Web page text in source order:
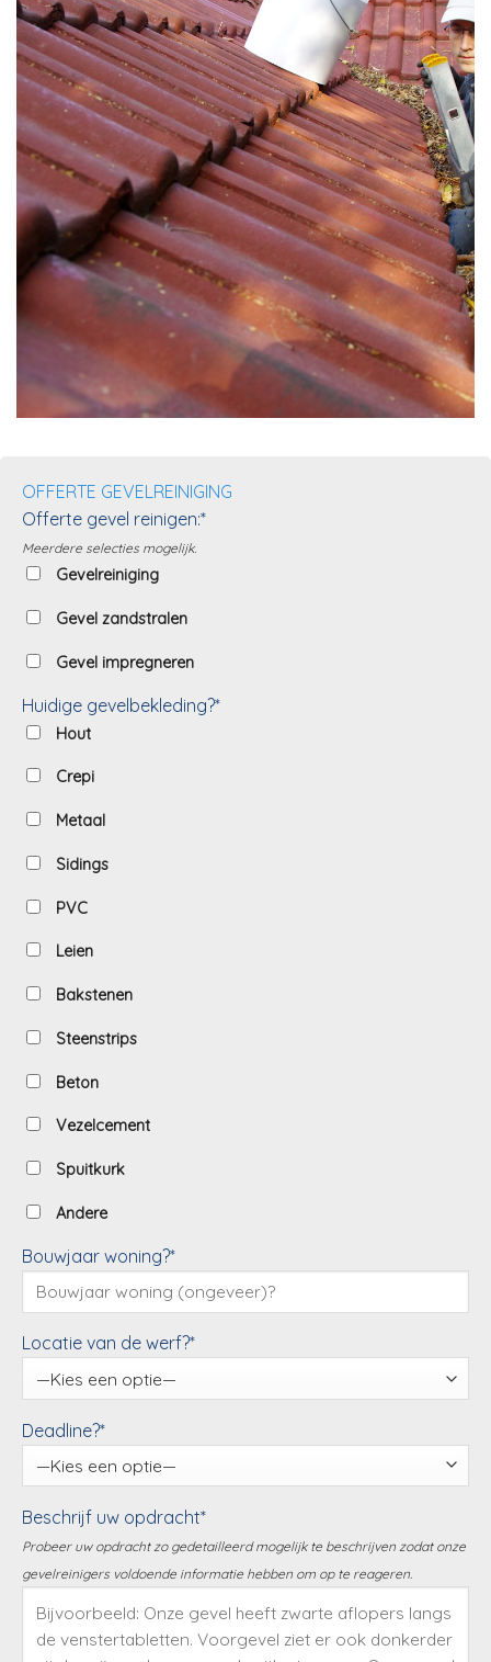
OFFERTE GEVELREINIGING
Offerte gevel reinigen:*
Meerdere selecties mogelijk.
Gevelreiniging
Gevel zandstralen
Gevel impregneren
Huidige gevelbekleding?*
Hout
Crepi
Metaal
Sidings
PVC
Leien
Bakstenen
Steenstrips
Beton
Vezelcement
Spuitkurk
Andere
Bouwjaar woning?*
Locatie van de werf?*
Deadline?*
Beschrijf uw opdracht*
Probeer uw opdracht zo gedetailleerd mogelijk te beschrijven zodat onze
gevelreinigers voldoende informatie hebben om op te reageren.